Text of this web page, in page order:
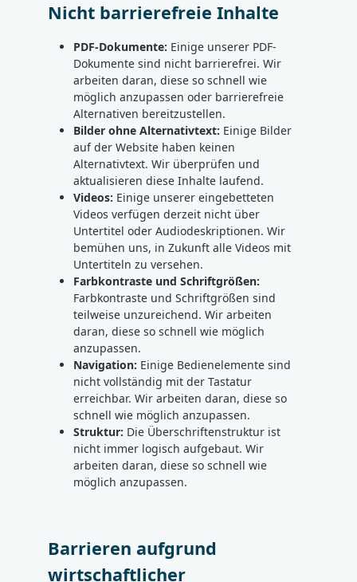
Nicht barrierefreie Inhalte
PDF-Dokumente: Einige unserer PDF-
Dokumente sind nicht barrierefrei. Wir
arbeiten daran, diese so schnell wie
möglich anzupassen oder barrierefreie
Alternativen bereitzustellen.
Bilder ohne Alternativtext: Einige Bilder
auf der Website haben keinen
Alternativtext. Wir überprüfen und
aktualisieren diese Inhalte laufend.
Videos: Einige unserer eingebetteten
Videos verfügen derzeit nicht über
Untertitel oder Audiodeskriptionen. Wir
bemühen uns, in Zukunft alle Videos mit
Untertiteln zu versehen.
Farbkontraste und Schriftgrößen:
Farbkontraste und Schriftgrößen sind
teilweise unzureichend. Wir arbeiten
daran, diese so schnell wie möglich
anzupassen.
Navigation: Einige Bedienelemente sind
nicht vollständig mit der Tastatur
erreichbar. Wir arbeiten daran, diese so
schnell wie möglich anzupassen.
Struktur: Die Überschriftenstruktur ist
nicht immer logisch aufgebaut. Wir
arbeiten daran, diese so schnell wie
möglich anzupassen.
Barrieren aufgrund
wirtschaftlicher